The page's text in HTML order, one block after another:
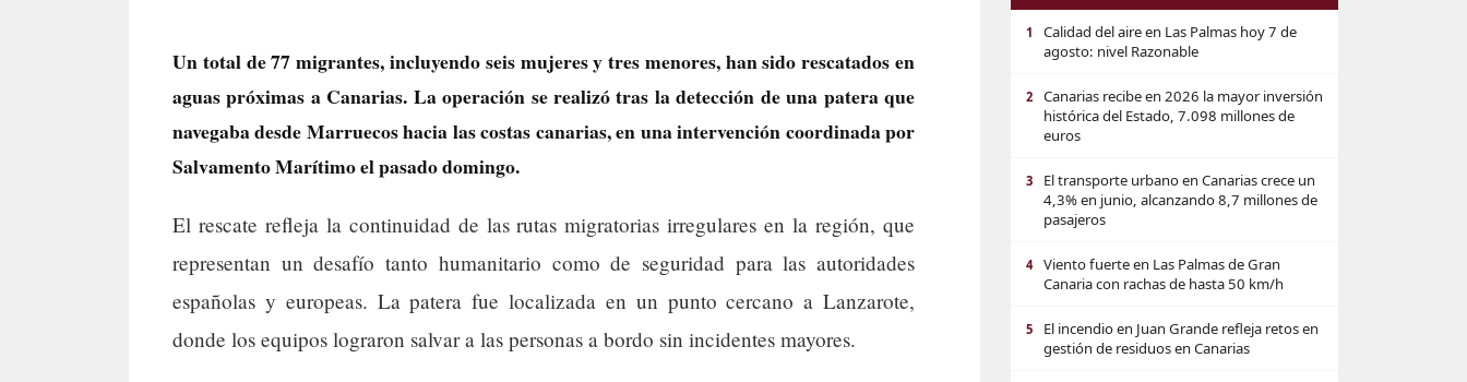
Un total de 77 migrantes, incluyendo seis mujeres y tres menores, han sido rescatados en
aguas próximas a Canarias. La operación se realizó tras la detección de una patera que
navegaba desde Marruecos hacia las costas canarias, en una intervención coordinada por
Salvamento Marítimo el pasado domingo.
El rescate refleja la continuidad de las rutas migratorias irregulares en la región, que
representan un desafío tanto humanitario como de seguridad para las autoridades
españolas y europeas. La patera fue localizada en un punto cercano a Lanzarote,
donde los equipos lograron salvar a las personas a bordo sin incidentes mayores.
1
Calidad del aire en Las Palmas hoy 7 de
agosto: nivel Razonable
2
Canarias recibe en 2026 la mayor inversión
histórica del Estado, 7.098 millones de
euros
3
El transporte urbano en Canarias crece un
4,3% en junio, alcanzando 8,7 millones de
pasajeros
4
Viento fuerte en Las Palmas de Gran
Canaria con rachas de hasta 50 km/h
5
El incendio en Juan Grande refleja retos en
gestión de residuos en Canarias